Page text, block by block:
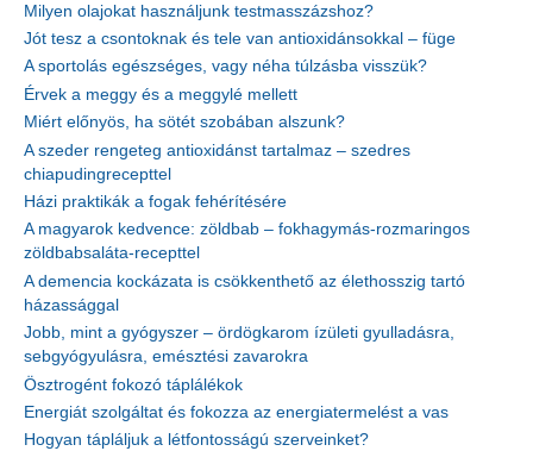
Milyen olajokat használjunk testmasszázshoz?
Jót tesz a csontoknak és tele van antioxidánsokkal – füge
A sportolás egészséges, vagy néha túlzásba visszük?
Érvek a meggy és a meggylé mellett
Miért előnyös, ha sötét szobában alszunk?
A szeder rengeteg antioxidánst tartalmaz – szedres
chiapudingrecepttel
Házi praktikák a fogak fehérítésére
A magyarok kedvence: zöldbab – fokhagymás-rozmaringos
zöldbabsaláta-recepttel
A demencia kockázata is csökkenthető az élethosszig tartó
házassággal
Jobb, mint a gyógyszer – ördögkarom ízületi gyulladásra,
sebgyógyulásra, emésztési zavarokra
Ösztrogént fokozó táplálékok
Energiát szolgáltat és fokozza az energiatermelést a vas
Hogyan tápláljuk a létfontosságú szerveinket?